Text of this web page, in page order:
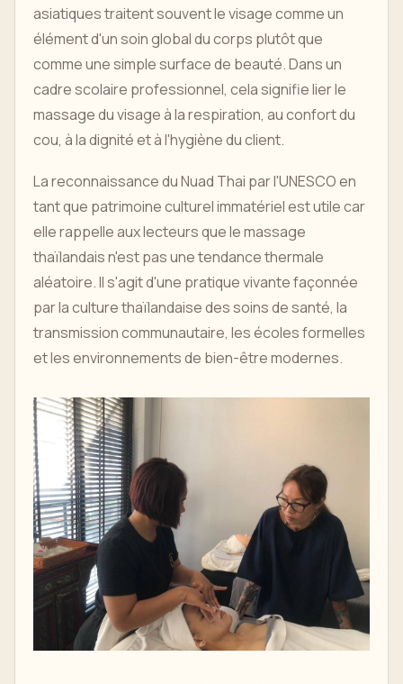
asiatiques traitent souvent le visage comme un
élément d'un soin global du corps plutôt que
comme une simple surface de beauté. Dans un
cadre scolaire professionnel, cela signifie lier le
massage du visage à la respiration, au confort du
cou, à la dignité et à l'hygiène du client.
La reconnaissance du Nuad Thai par l'UNESCO en
tant que patrimoine culturel immatériel est utile car
elle rappelle aux lecteurs que le massage
thaïlandais n'est pas une tendance thermale
aléatoire. Il s'agit d'une pratique vivante façonnée
par la culture thaïlandaise des soins de santé, la
transmission communautaire, les écoles formelles
et les environnements de bien-être modernes.